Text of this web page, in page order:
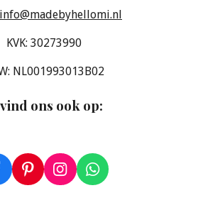
info@madebyhellomi.nl
KVK: 30273990
NL001993013B02
vind ons ook op:
P
i
I
n
W
h